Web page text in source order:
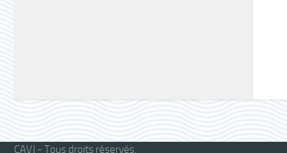
CAVJ - Tous droits réservés.